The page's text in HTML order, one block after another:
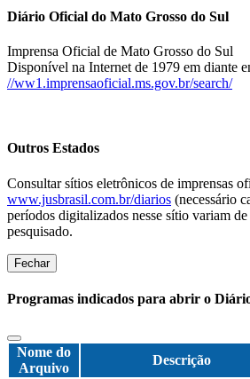
Diário Oficial do Mato Grosso do Sul
Imprensa Oficial de Mato Grosso do Sul
Disponível na Internet de 1979 em diante
//ww1.imprensaoficial.ms.gov.br/search/
Outros Estados
Consultar sítios eletrônicos de imprensas
www.jusbrasil.com.br/diarios (necessário
períodos digitalizados nesse sítio variam
pesquisado.
Fechar
Programas indicados para abrir o
Nome do
Arquivo
Descrição